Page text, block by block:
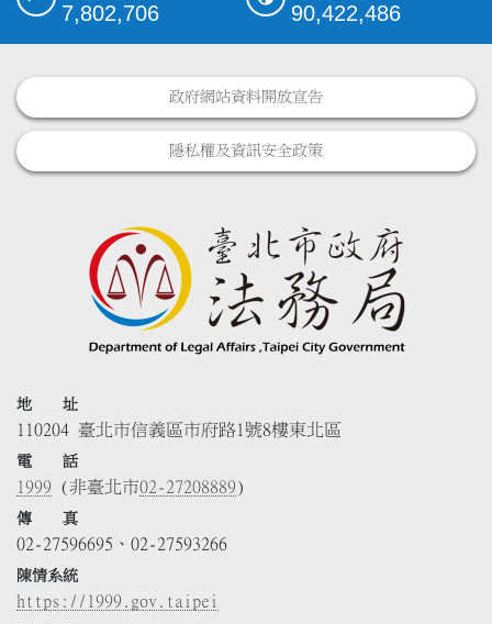
7,802,706 90,422,486
政府網站資料開放宣告
隱私權及資訊安全政策
地 址
110204 臺北市信義區市府路1號8樓東北區
電 話
1999 (非臺北市02-27208889)
傳 真
02-27596695、02-27593266
陳情系統
https://1999.gov.taipei